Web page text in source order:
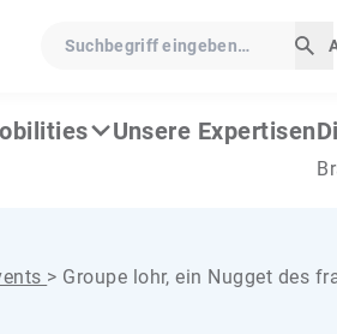
Suchbegriff eingeben…
Unsere Expertisen
> Groupe lohr, ein Nugget des